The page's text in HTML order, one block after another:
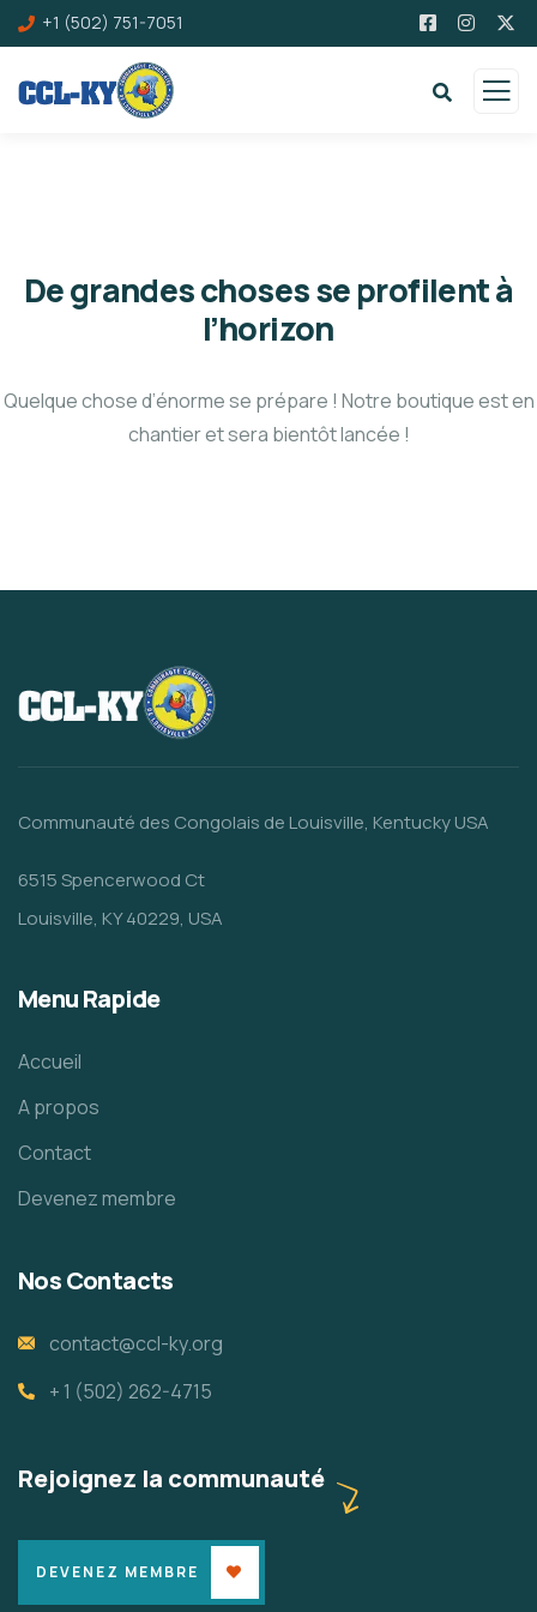
+1 (502) 751-7051
De grandes choses se profilent à
l’horizon
Quelque chose d’énorme se prépare ! Notre boutique est en
chantier et sera bientôt lancée !
Communauté des Congolais de Louisville, Kentucky USA
6515 Spencerwood Ct
Louisville, KY 40229, USA
Menu Rapide
Accueil
A propos
Contact
Devenez membre
Nos Contacts
contact@ccl-ky.org
+ 1 (502) 262-4715
Rejoignez la communauté
DEVENEZ MEMBRE